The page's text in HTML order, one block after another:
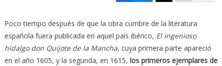
Poco tiempo después de que la obra cumbre de la literatura
española fuera publicada en aquel país ibérico, El ingenioso
hidalgo don Quijote de la Mancha, cuya primera parte apareció
en el año 1605, y la segunda, en 1615, los primeros ejemplares de